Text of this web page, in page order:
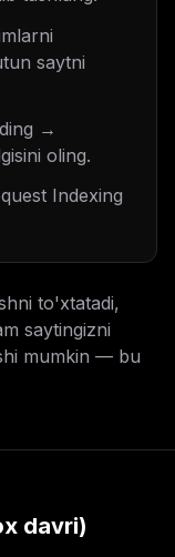
saytni
→
oling.
Indexing
to'xtatadi,
saytingizni
mumkin — bu
davri)